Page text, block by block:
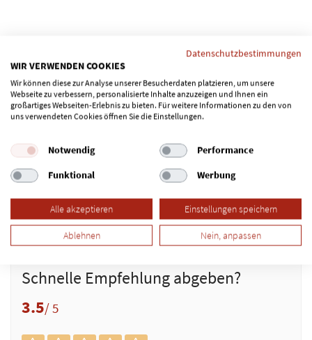
Schnelle Empfehlung abgeben?
3.5/ 5
Datenschutzbestimmungen
WIR VERWENDEN COOKIES
Wir können diese zur Analyse unserer Besucherdaten platzieren, um unsere
Webseite zu verbessern, personalisierte Inhalte anzuzeigen und Ihnen ein
großartiges Webseiten-Erlebnis zu bieten. Für weitere Informationen zu den von
uns verwendeten Cookies öffnen Sie die Einstellungen.
Notwendig
Performance
Funktional
Werbung
Alle akzeptieren Einstellungen speichern
Ablehnen Nein, anpassen